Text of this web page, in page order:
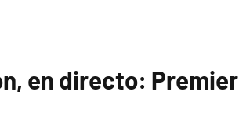
en directo: Premier